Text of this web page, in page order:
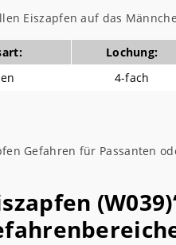
Eiszapfen auf das
Lochung:
4-fach
Gefahren für Passanten
(W039)“